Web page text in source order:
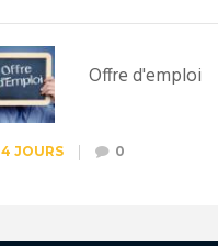
Offre d'emploi
4 JOURS 0